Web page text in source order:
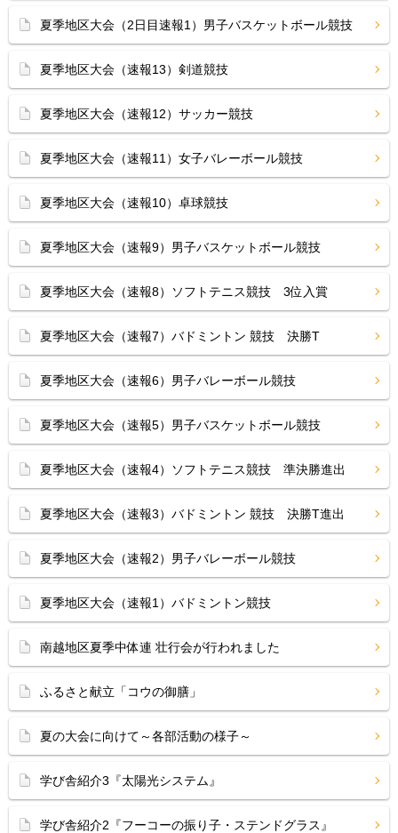
夏季地区大会（2日目速報1）男子バスケットボール競技
夏季地区大会（速報13）剣道競技
夏季地区大会（速報12）サッカー競技
夏季地区大会（速報11）女子バレーボール競技
夏季地区大会（速報10）卓球競技
夏季地区大会（速報9）男子バスケットボール競技
夏季地区大会（速報8）ソフトテニス競技 3位入賞
夏季地区大会（速報7）バドミントン 競技 決勝T
夏季地区大会（速報6）男子バレーボール競技
夏季地区大会（速報5）男子バスケットボール競技
夏季地区大会（速報4）ソフトテニス競技 準決勝進出
夏季地区大会（速報3）バドミントン 競技 決勝T進出
夏季地区大会（速報2）男子バレーボール競技
夏季地区大会（速報1）バドミントン競技
南越地区夏季中体連 壮行会が行われました
ふるさと献立「コウの御膳」
夏の大会に向けて～各部活動の様子～
学び舎紹介3『太陽光システム』
学び舎紹介2『フーコーの振り子・ステンドグラス』